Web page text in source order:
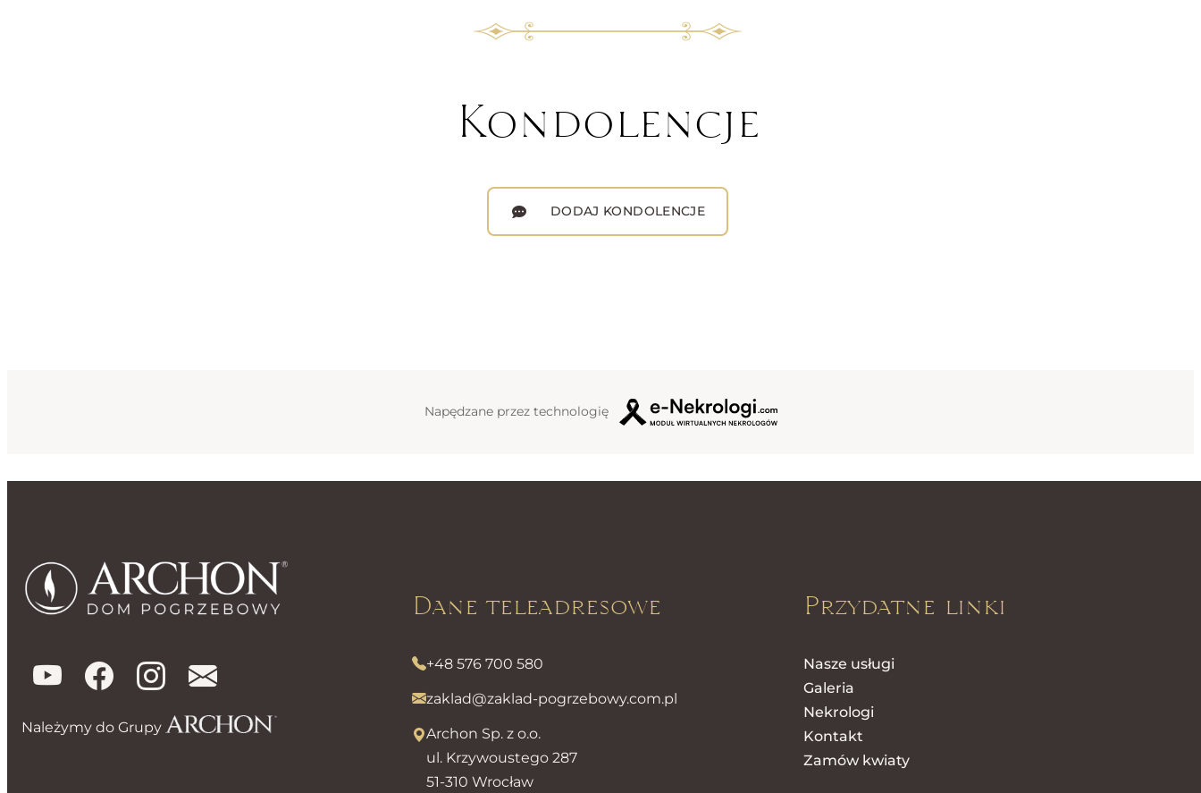
Kondolencje
DODAJ KONDOLENCJE
Napędzane przez technologię
Należymy do Grupy
Dane teleadresowe
+48 576 700 580
zaklad@zaklad-pogrzebowy.com.pl
Archon Sp. z o.o.
ul. Krzywoustego 287
51-310 Wrocław
Przydatne linki
Nasze usługi
Galeria
Nekrologi
Kontakt
Zamów kwiaty